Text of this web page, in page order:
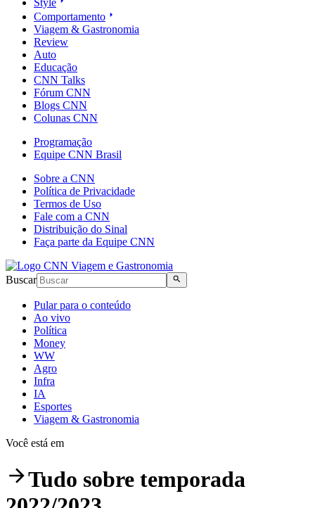
Comportamento
Viagem & Gastronomia
Review
Auto
Educação
CNN Talks
Fórum CNN
Blogs CNN
Colunas CNN
Programação
Equipe CNN Brasil
Sobre a CNN
Política de Privacidade
Termos de Uso
Fale com a CNN
Distribuição do Sinal
Faça parte da Equipe CNN
Buscar
Pular para o conteúdo
Ao vivo
Política
Money
WW
Agro
Infra
IA
Esportes
Viagem & Gastronomia
Você está em
Tudo sobre temporada